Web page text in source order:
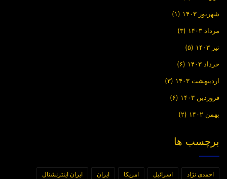
شهریور ۱۴۰۳ (۱)
مرداد ۱۴۰۳ (۳)
تیر ۱۴۰۳ (۵)
خرداد ۱۴۰۳ (۶)
اردیبهشت ۱۴۰۳ (۳)
فروردین ۱۴۰۳ (۶)
بهمن ۱۴۰۲ (۲)
برچسب ها
احمدی نژاد اسرائیل امریکا ایران ایران اینترنشنال